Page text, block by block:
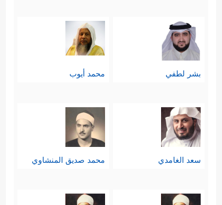
بشر لطفي محمد أيوب
سعد الغامدي محمد صديق المنشاوي